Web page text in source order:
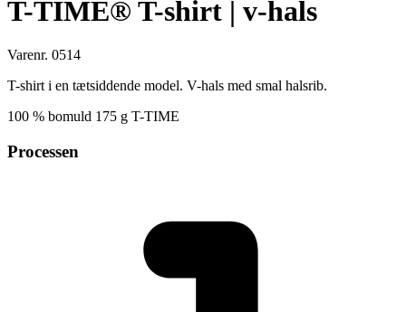
T-TIME® T-shirt | v-hals
Varenr. 0514
T-shirt i en tætsiddende model. V-hals med smal halsrib.
100 % bomuld 175 g T-TIME
Processen